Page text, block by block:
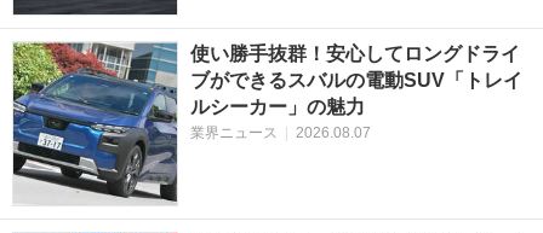
使い勝手抜群！安心してロングドライ
ブができるスバルの電動SUV「トレイ
ルシーカー」の魅力
業界ニュース 2026.08.07